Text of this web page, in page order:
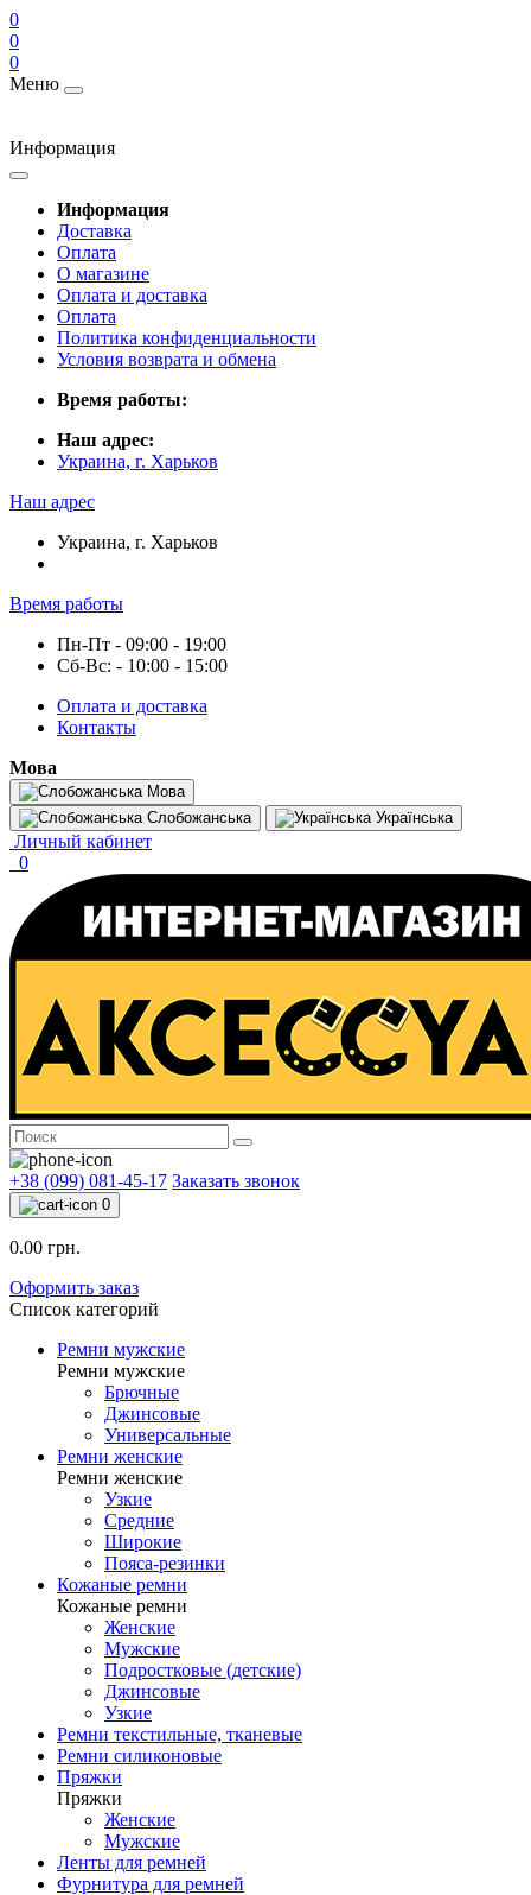
0
0
0
Меню
Информация
Информация
Доставка
Оплата
О магазине
Оплата и доставка
Оплата
Политика конфиденциальности
Условия возврата и обмена
Время работы:
Наш адрес:
Украина, г. Харьков
Наш адрес
Украина, г. Харьков
Время работы
Пн-Пт - 09:00 - 19:00
Сб-Вс: - 10:00 - 15:00
Оплата и доставка
Контакты
Мова
Мова
Слобожанська
Українська
Личный кабинет
0
+38 (099) 081-45-17 Заказать звонок
0
0.00 грн.
Оформить заказ
Список категорий
Ремни мужские
Ремни мужские
Брючные
Джинсовые
Универсальные
Ремни женские
Ремни женские
Узкие
Средние
Широкие
Пояса-резинки
Кожаные ремни
Кожаные ремни
Женские
Мужские
Подростковые (детские)
Джинсовые
Узкие
Ремни текстильные, тканевые
Ремни силиконовые
Пряжки
Пряжки
Женские
Мужские
Ленты для ремней
Фурнитура для ремней